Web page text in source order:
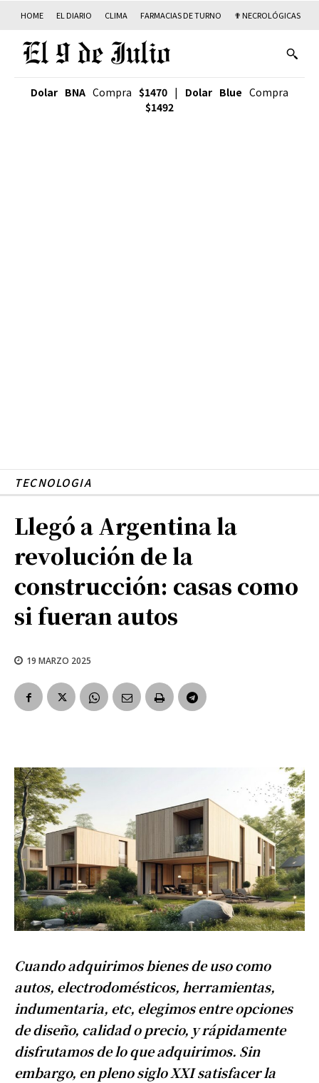
HOME EL DIARIO CLIMA FARMACIAS DE TURNO ✟ NECROLÓGICAS
Dolar BNA Compra $1470 | Dolar Blue Compra
$1492
TECNOLOGIA
Llegó a Argentina la
revolución de la
construcción: casas como
si fueran autos
19 MARZO 2025
Cuando adquirimos bienes de uso como
autos, electrodomésticos, herramientas,
indumentaria, etc, elegimos entre opciones
de diseño, calidad o precio, y rápidamente
disfrutamos de lo que adquirimos. Sin
embargo, en pleno siglo XXI satisfacer la